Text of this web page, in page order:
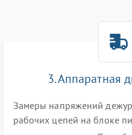
3. Аппаратная
Замеры напряжений
рабочих цепей на блоке